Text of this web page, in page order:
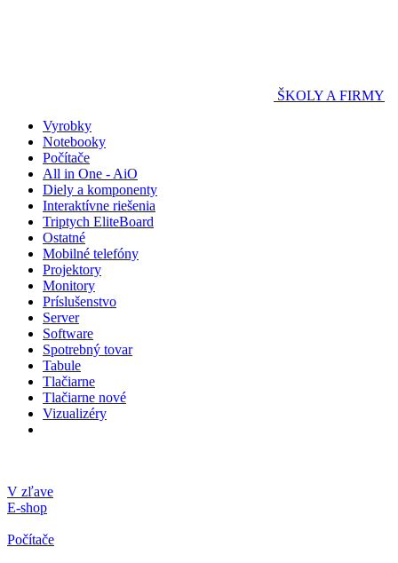
ŠKOLY A FIRMY
Vyrobky
Notebooky
Počítače
All in One - AiO
Diely a komponenty
Interaktívne riešenia
Triptych EliteBoard
Ostatné
Mobilné telefóny
Projektory
Monitory
Príslušenstvo
Server
Software
Spotrebný tovar
Tabule
Tlačiarne
Tlačiarne nové
Vizualizéry
V zľave
E-shop
Počítače